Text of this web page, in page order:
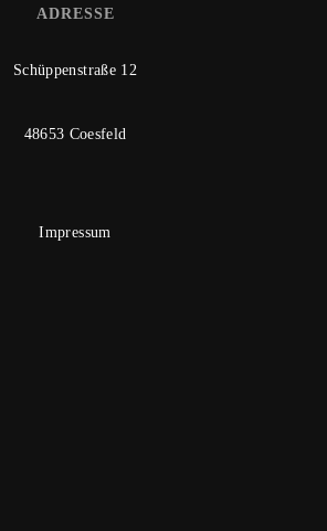
ADRESSE
Schüppenstraße 12
48653 Coesfeld
Impressum